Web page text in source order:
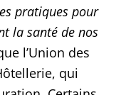
pratiques pour
la santé de nos
l’Union des
qui